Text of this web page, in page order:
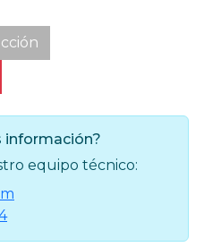
información?
equipo técnico: